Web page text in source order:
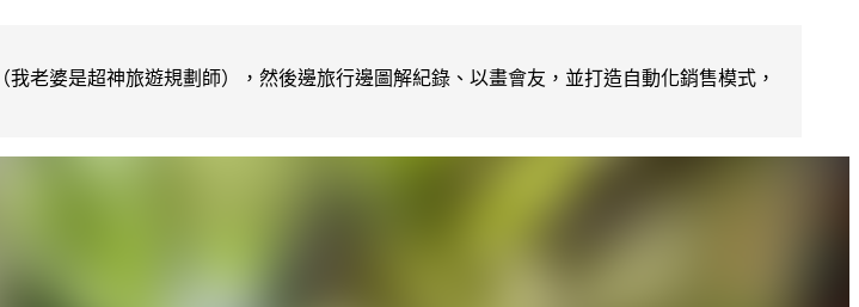
老婆是超神旅遊規劃師），然後邊旅行邊圖解紀錄、以畫會友，並打造自動化銷售模式，